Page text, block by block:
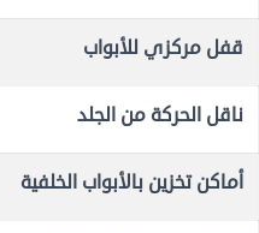
قفل مركزي للأبواب
ناقل الحركة من الجلد
أماكن تخزين بالأبواب الخلفية